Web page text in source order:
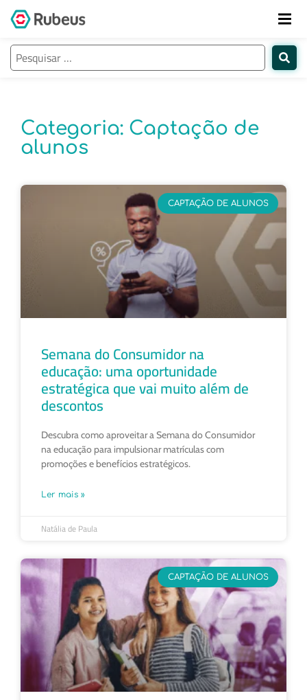
Categoria: Captação de
alunos
CAPTAÇÃO DE ALUNOS
Semana do Consumidor na
educação: uma oportunidade
estratégica que vai muito além de
descontos
Descubra como aproveitar a Semana do Consumidor
na educação para impulsionar matrículas com
promoções e benefícios estratégicos.
Ler mais »
Natália de Paula
CAPTAÇÃO DE ALUNOS